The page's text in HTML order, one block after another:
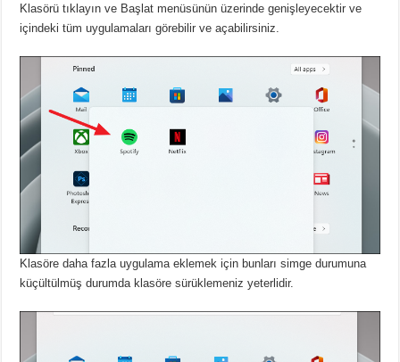
Klasörü tıklayın ve Başlat menüsünün üzerinde genişleyecektir ve
içindeki tüm uygulamaları görebilir ve açabilirsiniz.
Klasöre daha fazla uygulama eklemek için bunları simge durumuna
küçültülmüş durumda klasöre sürüklemeniz yeterlidir.